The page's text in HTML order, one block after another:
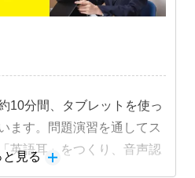
10分間、タブレットを使っ
ます。問題演習を通してス
英語耳」をつくり、音声認
と見る